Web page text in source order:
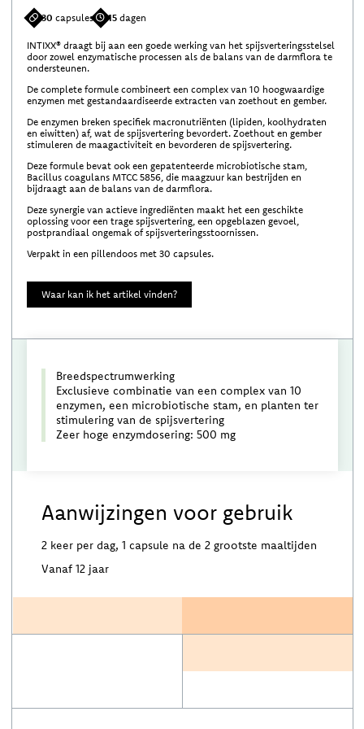
30 capsules 15dagen
INTIXX® draagt bij aan een goede werking van het spijsverteringsstelsel
door zowel enzymatische processen als de balans van de darmflora te
ondersteunen.
De complete formule combineert een complex van 10 hoogwaardige
enzymen met gestandaardiseerde extracten van zoethout en gember.
De enzymen breken specifiek macronutriënten (lipiden, koolhydraten
en eiwitten) af, wat de spijsvertering bevordert. Zoethout en gember
stimuleren de maagactiviteit en bevorderen de spijsvertering.
Deze formule bevat ook een gepatenteerde microbiotische stam,
Bacillus coagulans MTCC 5856, die maagzuur kan bestrijden en
bijdraagt aan de balans van de darmflora.
Deze synergie van actieve ingrediënten maakt het een geschikte
oplossing voor een trage spijsvertering, een opgeblazen gevoel,
postprandiaal ongemak of spijsverteringsstoornissen.
Verpakt in een pillendoos met 30 capsules.
Waar kan ik het artikel vinden?
Breedspectrumwerking
Exclusieve combinatie van een complex van 10
enzymen, een microbiotische stam, en planten ter
stimulering van de spijsvertering
Zeer hoge enzymdosering: 500 mg
Aanwijzingen voor gebruik
2 keer per dag, 1 capsule na de 2 grootste maaltijden
Vanaf 12 jaar